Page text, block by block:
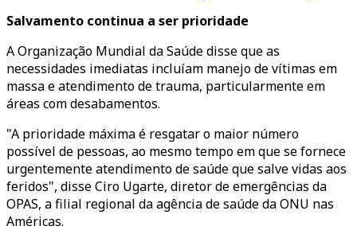
Salvamento continua a ser prioridade
A Organização Mundial da Saúde disse que as
necessidades imediatas incluíam manejo de vítimas em
massa e atendimento de trauma, particularmente em
áreas com desabamentos.
"A prioridade máxima é resgatar o maior número
possível de pessoas, ao mesmo tempo em que se fornece
urgentemente atendimento de saúde que salve vidas aos
feridos", disse Ciro Ugarte, diretor de emergências da
OPAS, a filial regional da agência de saúde da ONU nas
Américas.